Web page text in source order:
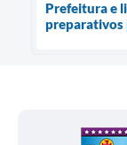
Prefeitura e
preparativos